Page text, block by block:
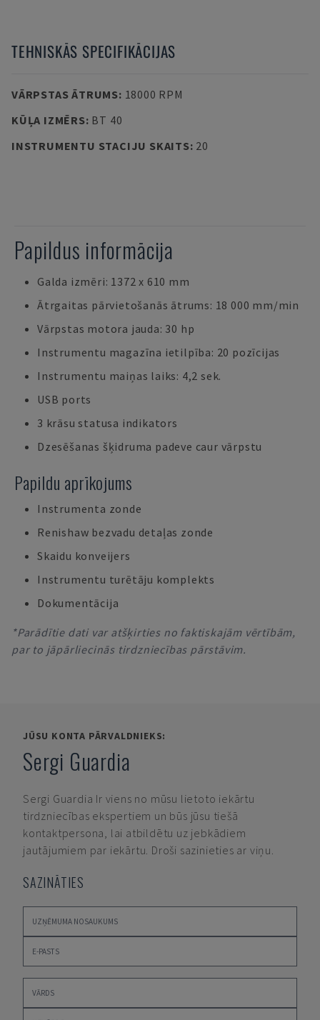
TEHNISKĀS SPECIFIKĀCIJAS
VĀRPSTAS ĀTRUMS: 18000 RPM
KŪĻA IZMĒRS: BT 40
INSTRUMENTU STACIJU SKAITS: 20
Papildus informācija
Galda izmēri: 1372 x 610 mm
Ātrgaitas pārvietošanās ātrums: 18 000 mm/min
Vārpstas motora jauda: 30 hp
Instrumentu magazīna ietilpība: 20 pozīcijas
Instrumentu maiņas laiks: 4,2 sek.
USB ports
3 krāsu statusa indikators
Dzesēšanas šķidruma padeve caur vārpstu
Papildu aprīkojums
Instrumenta zonde
Renishaw bezvadu detaļas zonde
Skaidu konveijers
Instrumentu turētāju komplekts
Dokumentācija
*Parādītie dati var atšķirties no faktiskajām vērtībām,
par to jāpārliecinās tirdzniecības pārstāvim.
JŪSU KONTA PĀRVALDNIEKS:
Sergi Guardia
Sergi Guardia Ir viens no mūsu lietoto iekārtu
tirdzniecības ekspertiem un būs jūsu tiešā
kontaktpersona, lai atbildētu uz jebkādiem
jautājumiem par iekārtu. Droši sazinieties ar viņu.
SAZINĀTIES